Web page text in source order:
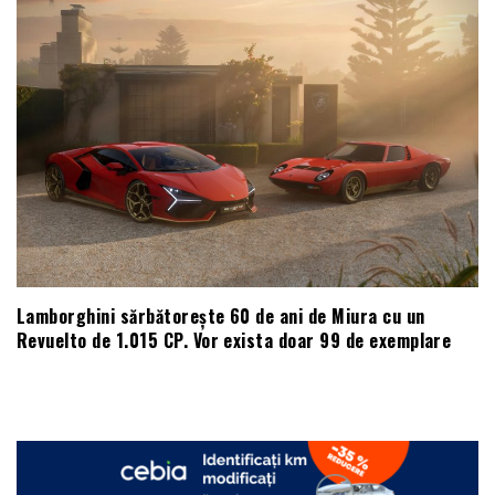
Lamborghini sărbătorește 60 de ani de Miura cu un
Revuelto de 1.015 CP. Vor exista doar 99 de exemplare